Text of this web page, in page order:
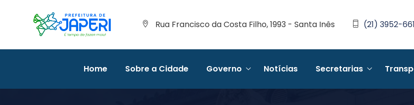
Rua Francisco da Costa Filho, 1993 - Santa Inês (21) 3952-
Home Sobre a Cidade Governo Notícias Secretarias